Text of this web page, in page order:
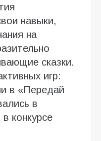
навыки,
на
сказки.
игр:
в «Передай
в
конкурсе